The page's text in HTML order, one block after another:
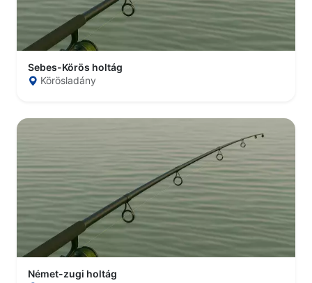
Sebes-Körös holtág
Körösladány
Német-zugi holtág